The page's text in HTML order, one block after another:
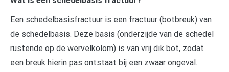
Een schedelbasisfractuur is een fractuur (botbreuk) van
de schedelbasis. Deze basis (onderzijde van de schedel
rustende op de wervelkolom) is van vrij dik bot, zodat
een breuk hierin pas ontstaat bij een zwaar ongeval.